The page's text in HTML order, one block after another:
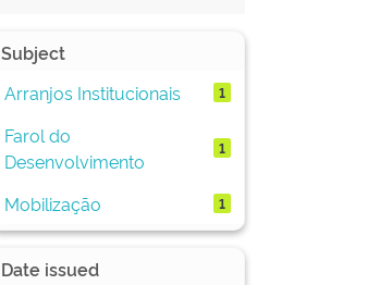
Subject
Arranjos Institucionais
1
Farol do
Desenvolvimento
1
Mobilização 1
Date issued